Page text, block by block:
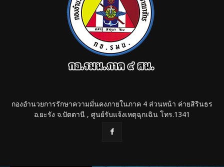
กองอำนวยการรักษาความมั่นคงภายในภาค 4 ส่วนหน้า ค่ายสิรินธร
อ.ยะรัง จ.ปัตตานี , ศูนย์รับแจ้งเหตุฉุกเฉิน โทร.1341